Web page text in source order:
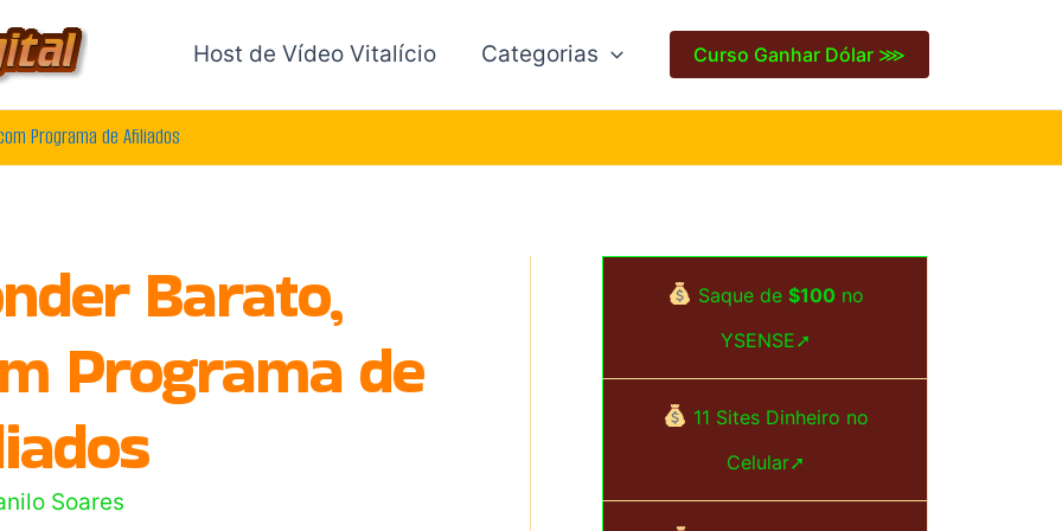
Host de Vídeo Vitalício Categorias Curso Ganhar Dólar ⋙
Programa de Afiliados
Barato,
Programa de
Soares
Saque de $100no
YSENSE➚
11 Sites Dinheiro no
Celular➚